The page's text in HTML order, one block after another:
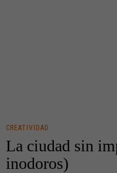
CREATIVIDAD
La ciudad sin
inodoros)